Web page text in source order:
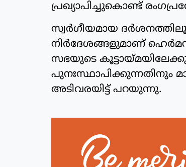
പ്രഖ്യാപിച്ചുകൊണ്ട്
സ്വര്‍ഗീയമായ
നിര്‍ദേശങ്ങളുമാണ്
സഭയുടെ
പുനഃസ്ഥാപിക്കുന്നതിനും
അടിവരയിട്ട് പറയുന്നു.